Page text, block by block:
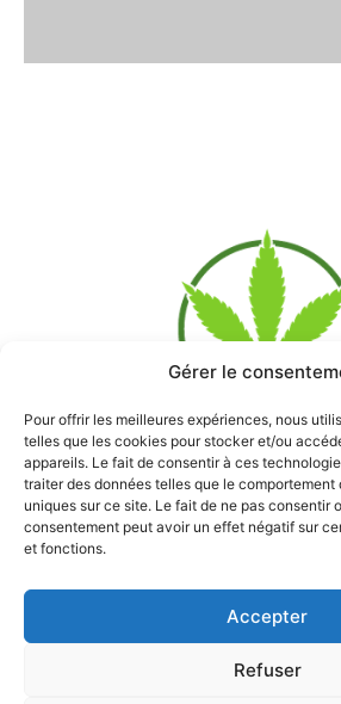
Gérer le
Pour offrir les meilleures expériences, nous
telles que les cookies pour stocker et/ou
appareils. Le fait de consentir à ces
traiter des données telles que le comportement
uniques sur ce site. Le fait de ne pas consentir
consentement peut avoir un effet négatif sur
et fonctions.
Accepter
Refuser
À
Découvrez les bienfaits du CBD et
captivant dans notre blog spécialisé.